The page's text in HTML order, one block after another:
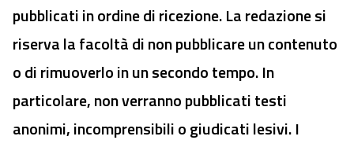
pubblicati in ordine di ricezione. La redazione si
riserva la facoltà di non pubblicare un contenuto
o di rimuoverlo in un secondo tempo. In
particolare, non verranno pubblicati testi
anonimi, incomprensibili o giudicati lesivi. I